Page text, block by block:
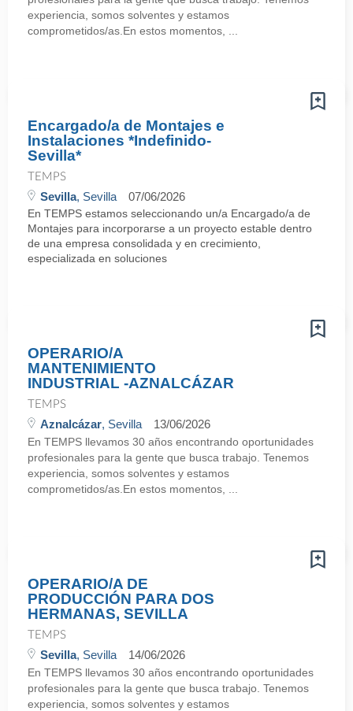
experiencia, somos solventes y estamos
comprometidos/as.En estos momentos, ...
Encargado/a de Montajes e
Instalaciones *Indefinido-
Sevilla*
TEMPS
Sevilla, Sevilla 07/06/2026
En TEMPS estamos seleccionando un/a Encargado/a de
Montajes para incorporarse a un proyecto estable dentro
de una empresa consolidada y en crecimiento,
especializada en soluciones
OPERARIO/A
MANTENIMIENTO
INDUSTRIAL -AZNALCÁZAR
TEMPS
Aznalcázar, Sevilla 13/06/2026
En TEMPS llevamos 30 años encontrando oportunidades
profesionales para la gente que busca trabajo. Tenemos
experiencia, somos solventes y estamos
comprometidos/as.En estos momentos, ...
OPERARIO/A DE
PRODUCCIÓN PARA DOS
HERMANAS, SEVILLA
TEMPS
Sevilla, Sevilla 14/06/2026
En TEMPS llevamos 30 años encontrando oportunidades
profesionales para la gente que busca trabajo. Tenemos
experiencia, somos solventes y estamos